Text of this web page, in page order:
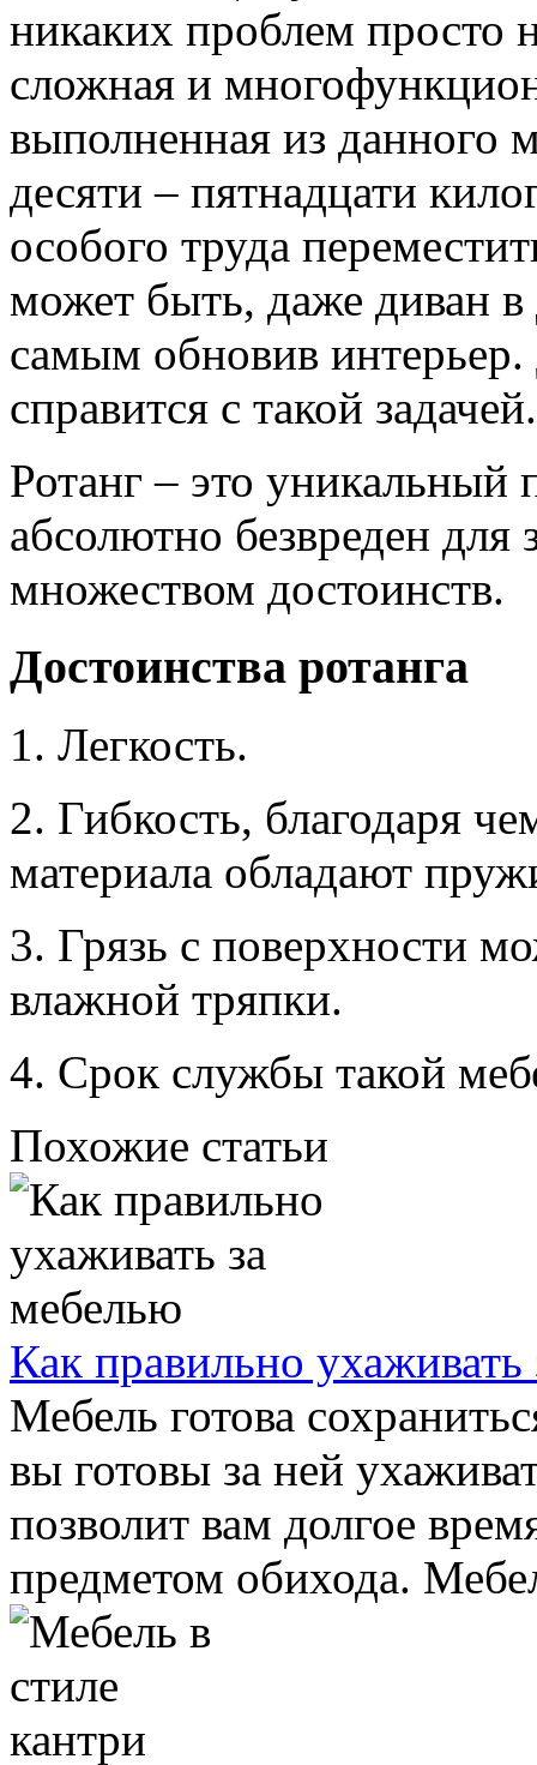
никаких проблем просто
сложная и
выполненная из данного
десяти – пятнадцати
особого труда
может быть, даже диван
самым обновив
справится с такой
Ротанг – это
абсолютно безвреден для
множеством достоинств.
Достоинства ротанга
1. Легкость.
2. Гибкость, благодаря
материала обладают
3. Грязь с поверхности
влажной тряпки.
4. Срок службы такой
Похожие статьи
Как правильно
Мебель готова
вы готовы за ней
позволит вам долгое
предметом обихода.